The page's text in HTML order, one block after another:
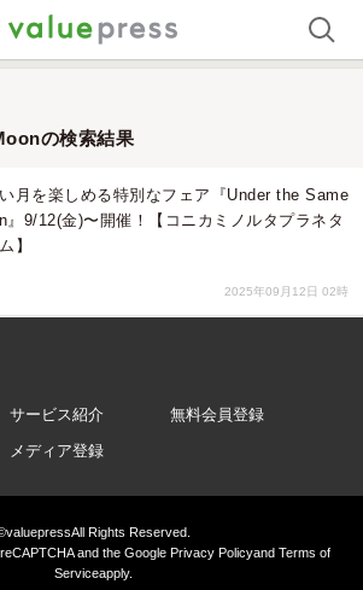
の検索結果
月を楽しめる特別なフェア『Under the Same
』9/12(金)〜開催！【コニカミノルタプラネタ
】
2025年09月12日 02時
サービス紹介
無料会員登録
メディア登録
All Rights Reserved.
and the GooglePrivacy Policyand Terms of
Serviceapply.